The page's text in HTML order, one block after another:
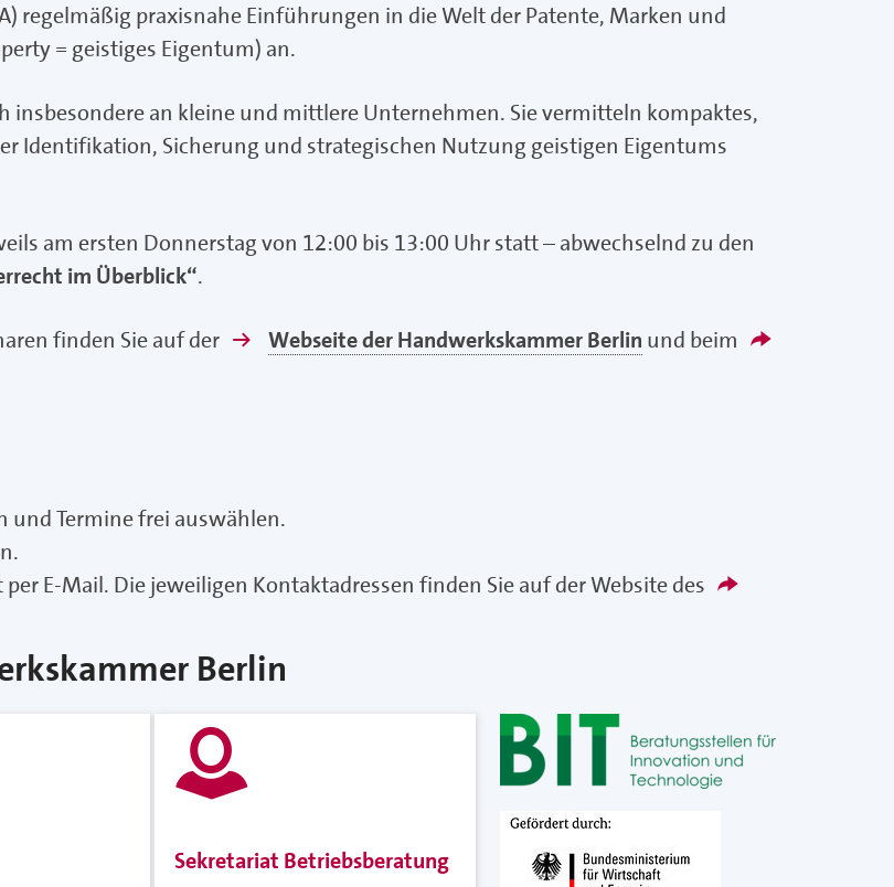
regelmäßig praxisnahe Einführungen in die Welt der Patente, Marken und
= geistiges Eigentum) an.
insbesondere an kleine und mittlere Unternehmen. Sie vermitteln kompaktes,
Identifikation, Sicherung und strategischen Nutzung geistigen Eigentums
am ersten Donnerstag von 12:00 bis 13:00 Uhr statt – abwechselnd zu den
im Überblick“.
finden Sie auf der Webseite der Handwerkskammer Berlin und beim
und Termine frei auswählen.
E-Mail. Die jeweiligen Kontaktadressen finden Sie auf der Website des
Berlin
Sekretariat Betriebsberatung